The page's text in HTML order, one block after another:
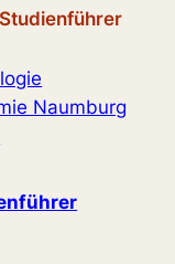
Naumburg